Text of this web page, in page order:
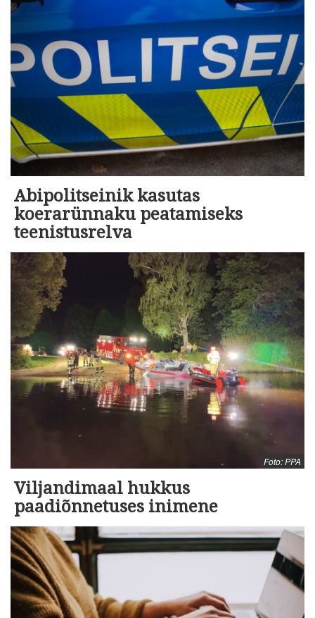
Abipolitseinik kasutas
koerarünnaku peatamiseks
teenistusrelva
Foto: PPA
Viljandimaal hukkus
paadiõnnetuses inimene